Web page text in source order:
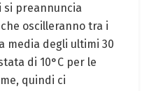
si preannuncia
oscilleranno tra i
media degli ultimi 30
di 10°C per le
quindi ci